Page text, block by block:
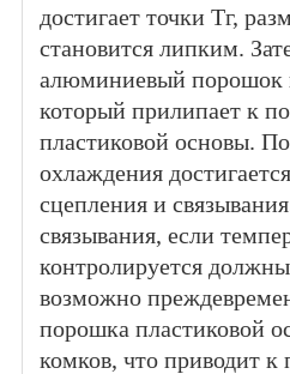
достигает точки Тг,
становится липким.
алюминиевый порошок
который прилипает к
пластиковой основы.
охлаждения
сцепления и
связывания, если
контролируется
возможно
порошка пластиковой
комков, что приводит к